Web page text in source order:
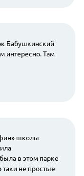
Бабушкинский
интересно. Там
школы
в этом парке
не простые